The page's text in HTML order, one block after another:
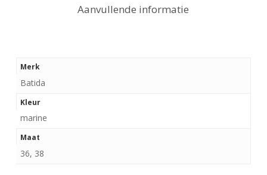
Aanvullende informatie
Merk
Batida
Kleur
marine
Maat
36, 38